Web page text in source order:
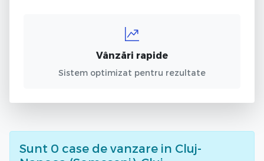
Vânzări rapide
Sistem optimizat pentru rezultate
Sunt 0 case de vanzare in Cluj-